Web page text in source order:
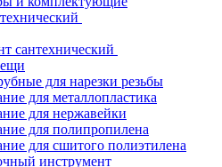
сантехнический
для нарезки резьбы
для металлопластика
для нержавейки
для полипропилена
для сшитого полиэтилена
инструмент